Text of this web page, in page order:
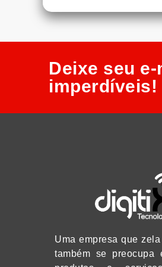
Deixe seu
imperdíveis!​
Uma empresa que
também se preocupa